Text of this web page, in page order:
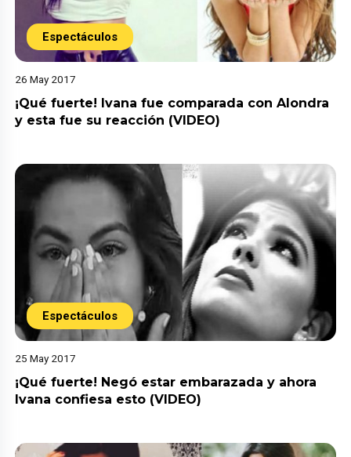
Espectáculos
26 May 2017
¡Qué fuerte! Ivana fue comparada con Alondra
y esta fue su reacción (VIDEO)
Espectáculos
25 May 2017
¡Qué fuerte! Negó estar embarazada y ahora
Ivana confiesa esto (VIDEO)